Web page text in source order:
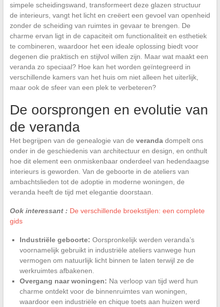
simpele scheidingswand, transformeert deze glazen structuur
de interieurs, vangt het licht en creëert een gevoel van openheid
zonder de scheiding van ruimtes in gevaar te brengen. De
charme ervan ligt in de capaciteit om functionaliteit en esthetiek
te combineren, waardoor het een ideale oplossing biedt voor
degenen die praktisch en stijlvol willen zijn. Maar wat maakt een
veranda zo speciaal? Hoe kan het worden geïntegreerd in
verschillende kamers van het huis om niet alleen het uiterlijk,
maar ook de sfeer van een plek te verbeteren?
De oorsprongen en evolutie van
de veranda
Het begrijpen van de genealogie van de verandadompelt ons
onder in de geschiedenis van architectuur en design, en onthult
hoe dit element een onmiskenbaar onderdeel van hedendaagse
interieurs is geworden. Van de geboorte in de ateliers van
ambachtslieden tot de adoptie in moderne woningen, de
veranda heeft de tijd met elegantie doorstaan.
Ook interessant : De verschillende broekstijlen: een complete
gids
Industriële geboorte: Oorspronkelijk werden veranda’s
voornamelijk gebruikt in industriële ateliers vanwege hun
vermogen om natuurlijk licht binnen te laten terwijl ze de
werkruimtes afbakenen.
Overgang naar woningen: Na verloop van tijd werd hun
charme ontdekt voor de binnenruimtes van woningen,
waardoor een industriële en chique toets aan huizen werd